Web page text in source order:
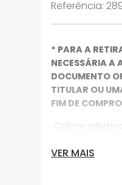
Referência:
* PARA A
NECESSÁRIA A
DOCUMENTO
TITULAR OU
FIM DE
· Colete
poliéster, com
VER MAIS